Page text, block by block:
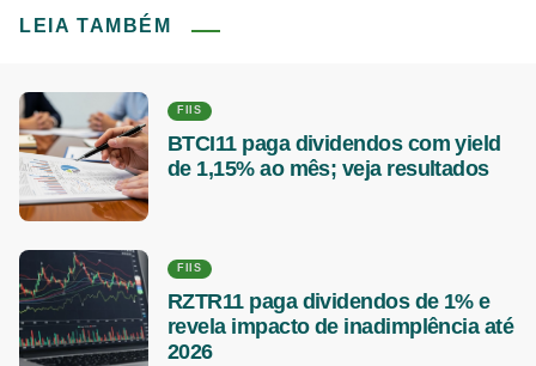
LEIA TAMBÉM
FIIS
BTCI11 paga dividendos com yield
de 1,15% ao mês; veja resultados
FIIS
RZTR11 paga dividendos de 1% e
revela impacto de inadimplência até
2026